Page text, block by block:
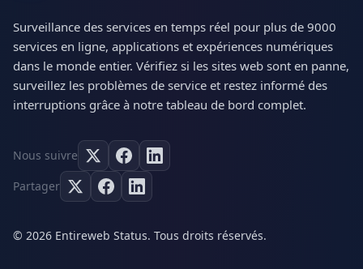
Surveillance des services en temps réel pour plus de 9000
services en ligne, applications et expériences numériques
dans le monde entier. Vérifiez si les sites web sont en panne,
surveillez les problèmes de service et restez informé des
interruptions grâce à notre tableau de bord complet.
Nous suivre
Partager
© 2026 Entireweb Status. Tous droits réservés.